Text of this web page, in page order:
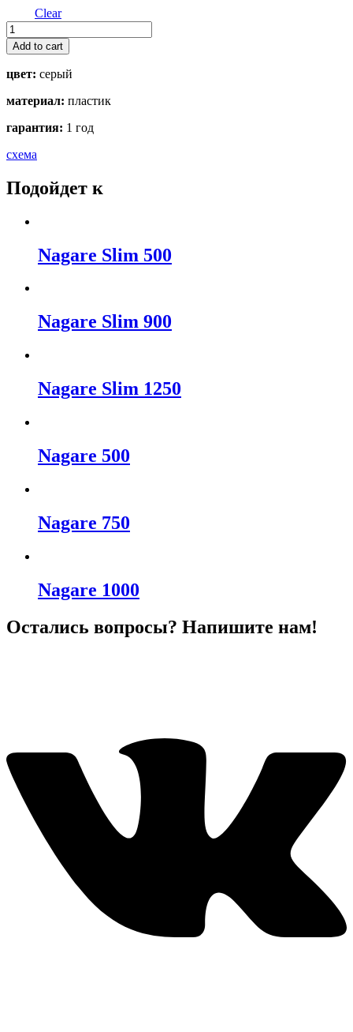
Clear
NA-
01
quantity
Add to cart
цвет: серый
материал: пластик
гарантия: 1 год
схема
Подойдет к
Nagare Slim 500
Nagare Slim 900
Nagare Slim 1250
Nagare 500
Nagare 750
Nagare 1000
Остались вопросы? Напишите нам!